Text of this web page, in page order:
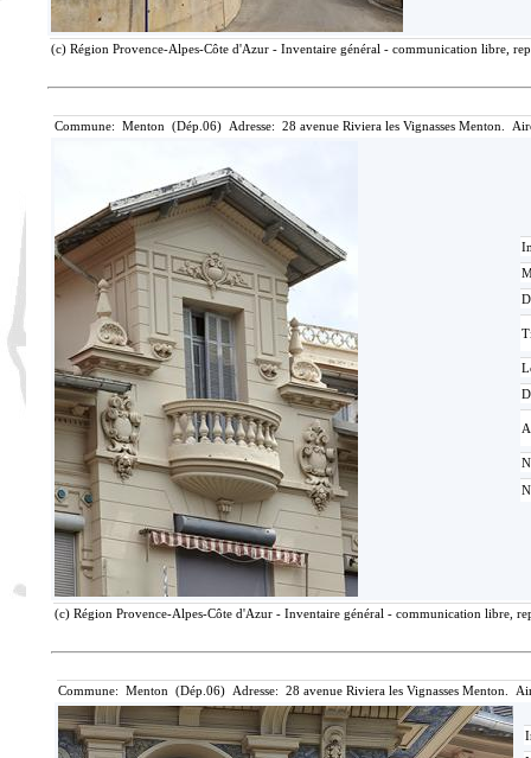
(c) Région Provence-Alpes-Côte d'Azur - Inventaire général - communication libre,
Commune: Menton (Dép.06) Adresse: 28 avenue Riviera les Vignasses Menton.
(c) Région Provence-Alpes-Côte d'Azur - Inventaire général - communication libre,
Commune: Menton (Dép.06) Adresse: 28 avenue Riviera les Vignasses Menton.